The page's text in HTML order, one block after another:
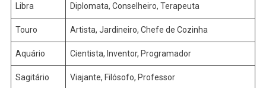
Libra Diplomata, Conselheiro, Terapeuta
Touro Artista, Jardineiro, Chefe de Cozinha
Aquário Cientista, Inventor, Programador
Sagitário Viajante, Filósofo, Professor